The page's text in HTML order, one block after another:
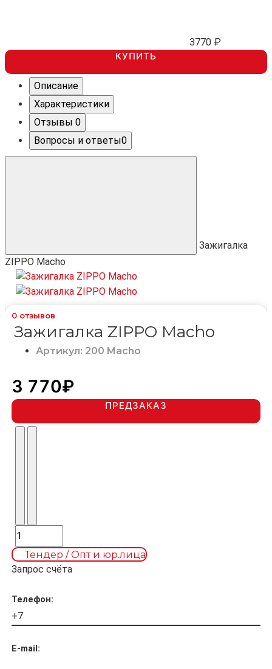
3770 ₽
КУПИТЬ
Описание
Характеристики
Отзывы 0
Вопросы и ответы0
Зажигалка
ZIPPO Macho
0 отзывов
Зажигалка ZIPPO Macho
Артикул: 200 Macho
3 770₽
ПРЕДЗАКАЗ
Тендер / Опт и юр.лица
Запрос счёта
Телефон:
E-mail: